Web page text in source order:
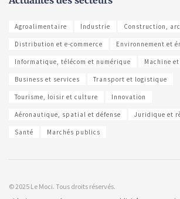
Agroalimentaire Industrie Construction,
Distribution et e-commerce Environnement et
Informatique, télécom et numérique Machine
Business et services Transport et logistique
Tourisme, loisir et culture Innovation
Aéronautique, spatial et défense Juridique et
Santé Marchés publics
© 2025 Le Moci. Tous droits réservés.